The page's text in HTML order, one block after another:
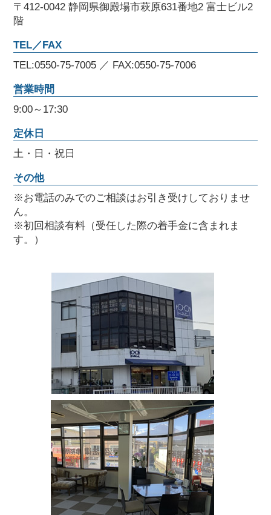
〒412-0042 静岡県御殿場市萩原631番地2 富士ビル2
階
TEL／FAX
TEL:0550-75-7005 ／ FAX:0550-75-7006
営業時間
9:00～17:30
定休日
土・日・祝日
その他
※お電話のみでのご相談はお引き受けしておりませ
ん。
※初回相談有料（受任した際の着手金に含まれま
す。）